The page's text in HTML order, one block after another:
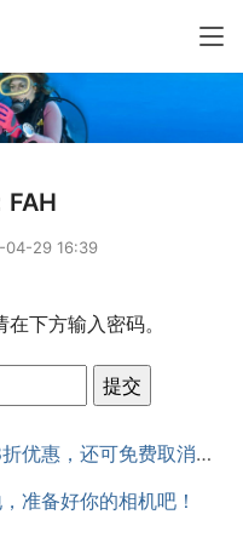
FAH
04-29 16:39
下方输入密码。
惠，还可免费取消订单！
准备好你的相机吧！